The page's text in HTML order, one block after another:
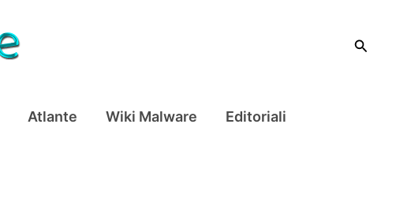
Cerca
Atlante Wiki Malware Editoriali